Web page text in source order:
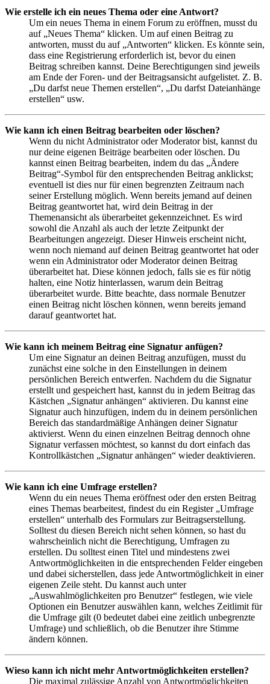
Wie erstelle ich ein neues Thema oder eine Antwort?
Um ein neues Thema in einem Forum zu eröffnen, musst du
auf „Neues Thema“ klicken. Um auf einen Beitrag zu
antworten, musst du auf „Antworten“ klicken. Es könnte sein,
dass eine Registrierung erforderlich ist, bevor du einen
Beitrag schreiben kannst. Deine Berechtigungen sind jeweils
am Ende der Foren- und der Beitragsansicht aufgelistet. Z. B.
„Du darfst neue Themen erstellen“, „Du darfst Dateianhänge
erstellen“ usw.
Wie kann ich einen Beitrag bearbeiten oder löschen?
Wenn du nicht Administrator oder Moderator bist, kannst du
nur deine eigenen Beiträge bearbeiten oder löschen. Du
kannst einen Beitrag bearbeiten, indem du das „Ändere
Beitrag“-Symbol für den entsprechenden Beitrag anklickst;
eventuell ist dies nur für einen begrenzten Zeitraum nach
seiner Erstellung möglich. Wenn bereits jemand auf deinen
Beitrag geantwortet hat, wird dein Beitrag in der
Themenansicht als überarbeitet gekennzeichnet. Es wird
sowohl die Anzahl als auch der letzte Zeitpunkt der
Bearbeitungen angezeigt. Dieser Hinweis erscheint nicht,
wenn noch niemand auf deinen Beitrag geantwortet hat oder
wenn ein Administrator oder Moderator deinen Beitrag
überarbeitet hat. Diese können jedoch, falls sie es für nötig
halten, eine Notiz hinterlassen, warum dein Beitrag
überarbeitet wurde. Bitte beachte, dass normale Benutzer
einen Beitrag nicht löschen können, wenn bereits jemand
darauf geantwortet hat.
Wie kann ich meinem Beitrag eine Signatur anfügen?
Um eine Signatur an deinen Beitrag anzufügen, musst du
zunächst eine solche in den Einstellungen in deinem
persönlichen Bereich entwerfen. Nachdem du die Signatur
erstellt und gespeichert hast, kannst du in jedem Beitrag das
Kästchen „Signatur anhängen“ aktivieren. Du kannst eine
Signatur auch hinzufügen, indem du in deinem persönlichen
Bereich das standardmäßige Anhängen deiner Signatur
aktivierst. Wenn du einen einzelnen Beitrag dennoch ohne
Signatur verfassen möchtest, so kannst du dort einfach das
Kontrollkästchen „Signatur anhängen“ wieder deaktivieren.
Wie kann ich eine Umfrage erstellen?
Wenn du ein neues Thema eröffnest oder den ersten Beitrag
eines Themas bearbeitest, findest du ein Register „Umfrage
erstellen“ unterhalb des Formulars zur Beitragserstellung.
Solltest du diesen Bereich nicht sehen können, so hast du
wahrscheinlich nicht die Berechtigung, Umfragen zu
erstellen. Du solltest einen Titel und mindestens zwei
Antwortmöglichkeiten in die entsprechenden Felder eingeben
und dabei sicherstellen, dass jede Antwortmöglichkeit in einer
eigenen Zeile steht. Du kannst auch unter
„Auswahlmöglichkeiten pro Benutzer“ festlegen, wie viele
Optionen ein Benutzer auswählen kann, welches Zeitlimit für
die Umfrage gilt (0 bedeutet dabei eine zeitlich unbegrenzte
Umfrage) und schließlich, ob die Benutzer ihre Stimme
ändern können.
Wieso kann ich nicht mehr Antwortmöglichkeiten erstellen?
Die maximal zulässige Anzahl von Antwortmöglichkeiten